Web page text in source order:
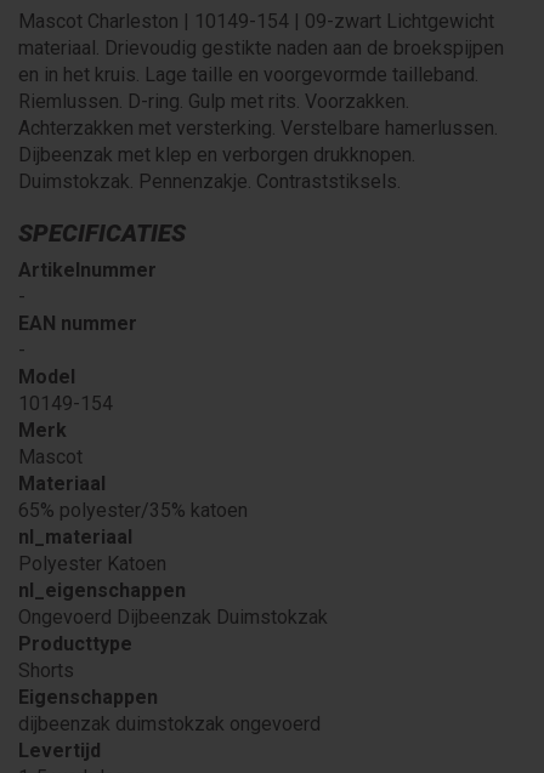
Mascot Charleston | 10149-154 | 09-zwart Lichtgewicht
materiaal. Drievoudig gestikte naden aan de broekspijpen
en in het kruis. Lage taille en voorgevormde tailleband.
Riemlussen. D-ring. Gulp met rits. Voorzakken.
Achterzakken met versterking. Verstelbare hamerlussen.
Dijbeenzak met klep en verborgen drukknopen.
Duimstokzak. Pennenzakje. Contraststiksels.
SPECIFICATIES
Artikelnummer
-
EAN nummer
-
Model
10149-154
Merk
Mascot
Materiaal
65% polyester/35% katoen
nl_materiaal
Polyester Katoen
nl_eigenschappen
Ongevoerd Dijbeenzak Duimstokzak
Producttype
Shorts
Eigenschappen
dijbeenzak duimstokzak ongevoerd
Levertijd